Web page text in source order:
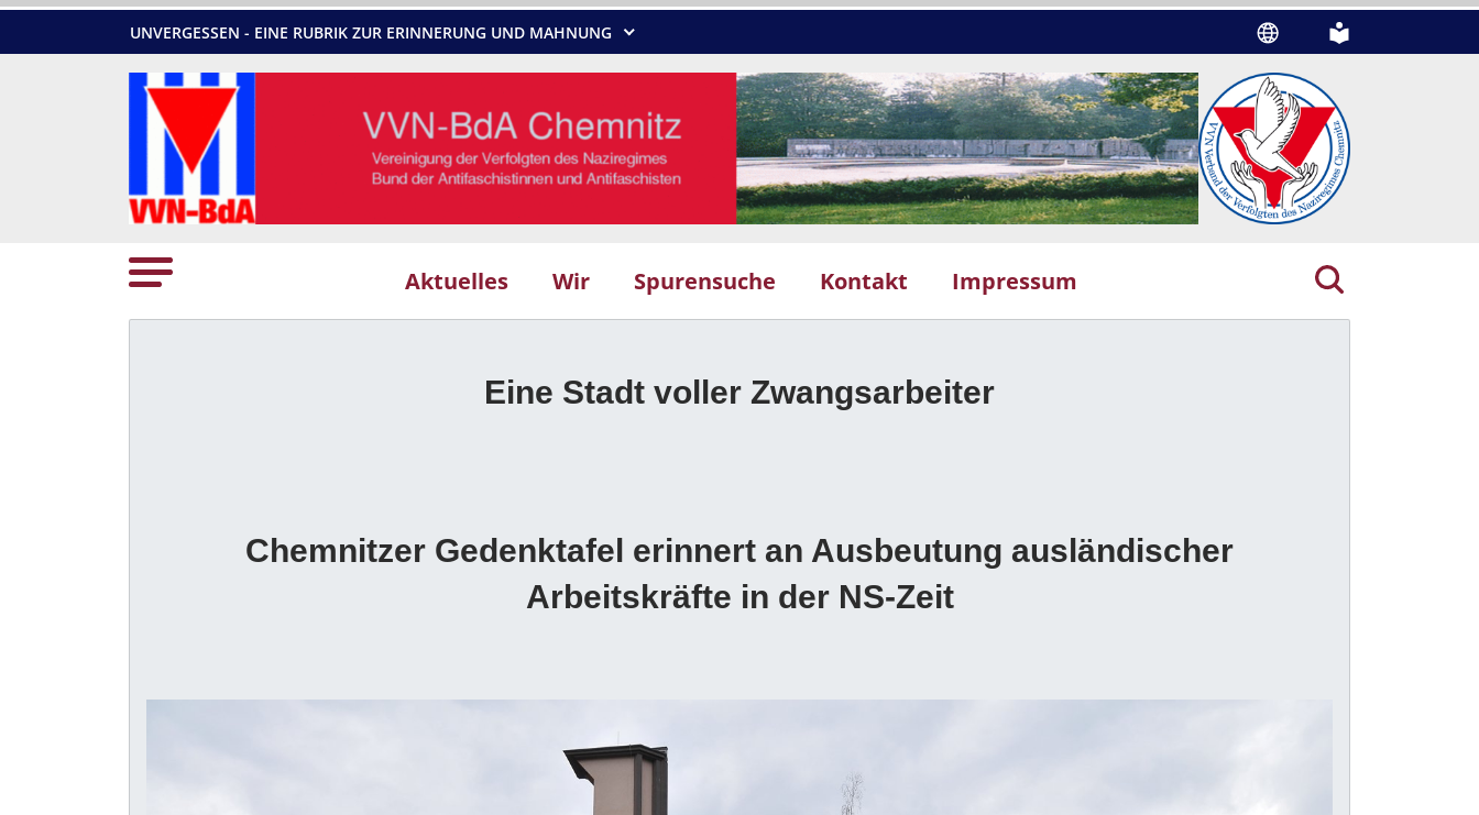
UNVERGESSEN - EINE RUBRIK ZUR ERINNERUNG UND MAHNUNG
Aktuelles Wir Spurensuche Kontakt Impressum
Eine Stadt voller Zwangsarbeiter
Chemnitzer Gedenktafel erinnert an Ausbeutung ausländischer
Arbeitskräfte in der NS-Zeit